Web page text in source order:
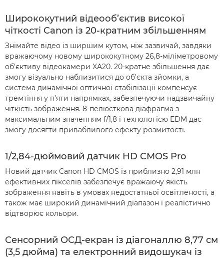
Ширококутний відеооб’єктив високої
чіткості Canon із 20-кратним збільшенням
Знімайте відео із ширшим кутом, ніж зазвичай, завдяки
вражаючому новому ширококутному 26,8-міліметровому
об’єктиву відеокамери XA20. 20-кратне збільшення дає
змогу візуально наблизитися до об’єкта зйомки, а
система динамічної оптичної стабілізації компенсує
тремтіння у п’яти напрямках, забезпечуючи надзвичайну
чіткість зображення. 8-пелюсткова діафрагма з
максимальним значенням f/1,8 і технологією EDM дає
змогу досягти привабливого ефекту розмитості.
1/2,84-дюймовий датчик HD CMOS Pro
Новий датчик Canon HD CMOS із приблизно 2,91 млн
ефективних пікселів забезпечує вражаючу якість
зображення навіть в умовах недостатньої освітленості, а
також має широкий динамічний діапазон і реалістично
відтворює кольори.
Сенсорний ОСД-екран із діагоналлю 8,77 см
(3,5 дюйма) та електронний видошукач із